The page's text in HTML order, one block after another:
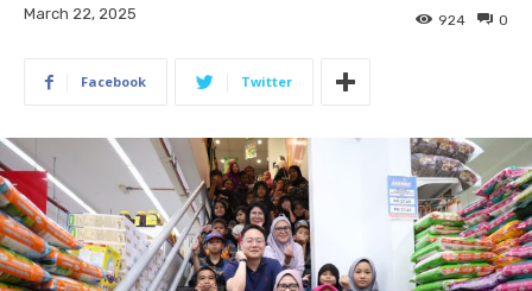
March 22, 2025 0
924
Facebook Twitter